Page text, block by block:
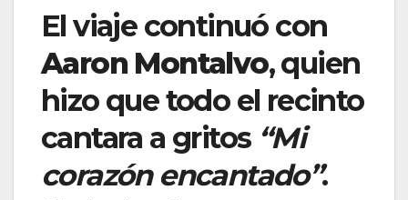
El viaje continuó con
Aaron Montalvo, quien
hizo que todo el recinto
cantara a gritos “Mi
corazón encantado”.